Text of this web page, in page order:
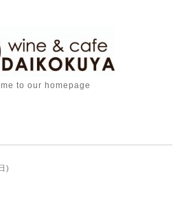
to our homepage
)